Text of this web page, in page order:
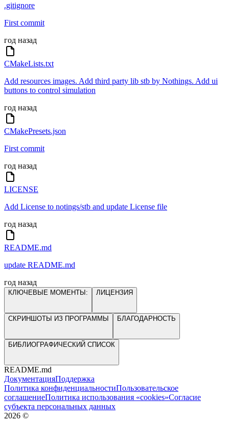
.gitignore
First commit
год назад
CMakeLists.txt
Add resources images. Add third party lib stb by Nothings. Add ui
buttons to control simulation
год назад
CMakePresets.json
First commit
год назад
LICENSE
Add License to notings/stb and update License file
год назад
README.md
update README.md
год назад
КЛЮЧЕВЫЕ МОМЕНТЫ: ЛИЦЕНЗИЯ
СКРИНШОТЫ ИЗ ПРОГРАММЫ БЛАГОДАРНОСТЬ
БИБЛИОГРАФИЧЕСКИЙ СПИСОК
README.md
ДокументацияПоддержка
Политика конфиденциальностиПользовательское
соглашениеПолитика использования «cookies»Согласие
субъекта персональных данных
2026 ©